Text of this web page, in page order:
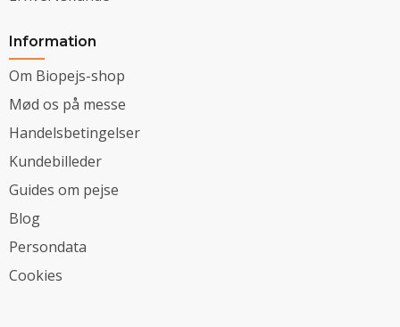
Information
Om Biopejs-shop
Mød os på messe
Handelsbetingelser
Kundebilleder
Guides om pejse
Blog
Persondata
Cookies